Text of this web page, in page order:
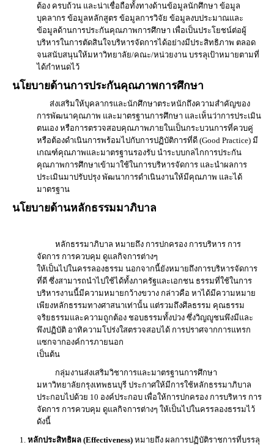
ต้อง ครบถ้วน และน่าเชื่อถือทั้งทางด้านข้อมูลนักศึกษา ข้อมูล
บุคลากร ข้อมูลหลักสูตร ข้อมูลการวิจัย ข้อมูลงบประมาณและ
ข้อมูลด้านการประกันคุณภาพการศึกษา เพื่อเป็นประโยชน์ต่อผู้
บริหารในการตัดสินใจบริหารจัดการได้อย่างมีประสิทธิภาพ ตลอด
จนสนับสนุนให้มหาวิทยาลัย/คณะ/หน่วยงาน บรรลุเป้าหมายตามที่
ได้กำหนดไว้
นโยบายด้านการประกันคุณภาพการศึกษา
ส่งเสริมให้บุคลากรและนักศึกษาตระหนักถึงความสำคัญของ
การพัฒนาคุณภาพ และมาตรฐานการศึกษา และเห็นว่าการประเมิน
ตนเอง หรือการตรวจสอบคุณภาพภายในเป็นกระบวนการที่ควบคู่
หรือต้องดำเนินการพร้อมไปกับการปฏิบัติการที่ดี (Good Practice) มี
เกณฑ์คุณภาพและมาตรฐานรองรับ นำระบบกลไกการประกัน
คุณภาพการศึกษาเข้ามาใช้ในการบริหารจัดการ และนำผลการ
ประเมินมาปรับปรุง พัฒนาการดำเนินงานให้มีคุณภาพ และได้
มาตรฐาน
นโยบายด้านหลักธรรมมาภิบาล
หลักธรรมาภิบาล หมายถึง การปกครอง การบริหาร การ
จัดการ การควบคุม ดูแลกิจการต่างๆ
ให้เป็นไปในครรลองธรรม นอกจากนี้ยังหมายถึงการบริหารจัดการ
ที่ดี ซึ่งสามารถนําไปใช้ได้ทั้งภาครัฐและเอกชน ธรรมที่ใช้ในการ
บริหารงานนี้มีความหมายกว้างขวาง กล่าวคือ หาได้มีความหมาย
เพียงหลักธรรมทางศาสนาเท่านั้น แต่รวมถึงศีลธรรม คุณธรรม
จริยธรรมและความถูกต้อง ชอบธรรมทั้งปวง ซึ่งวิญญูชนพึงมีและ
พึงปฏิบัติ อาทิความโปร่งใสตรวจสอบได้ การปราศจากการแทรก
แซกจากองค์การภายนอก
เป็นต้น
กลุ่มงานส่งเสริมวิชาการและมาตรฐานการศึกษา
มหาวิทยาลัยกรุงเทพธนบุรี ประกาศให้มีการใช้หลักธรรมาภิบาล
ประกอบไปด้วย 10 องค์ประกอบ เพื่อให้การปกครอง การบริหาร การ
จัดการ การควบคุม ดูแลกิจการต่างๆ ให้เป็นไปในครรลองธรรมไว้
ดังนี้
หลักประสิทธิผล (Effectiveness) หมายถึง ผลการปฏิบัติราชการที่บรรลุ